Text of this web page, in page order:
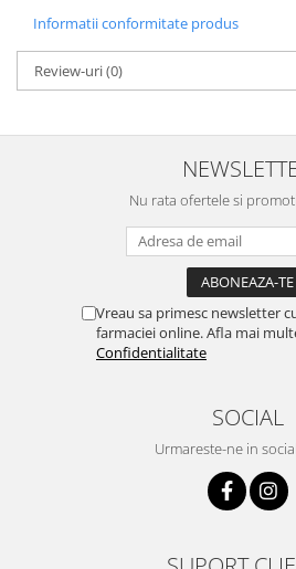
Informatii conformitate produs
Review-uri(0)
Nu rata ofertele si
Vreau sa primesc newsletter
farmaciei online. Afla mai
Confidentialitate
SOCIAL
Urmareste-ne in